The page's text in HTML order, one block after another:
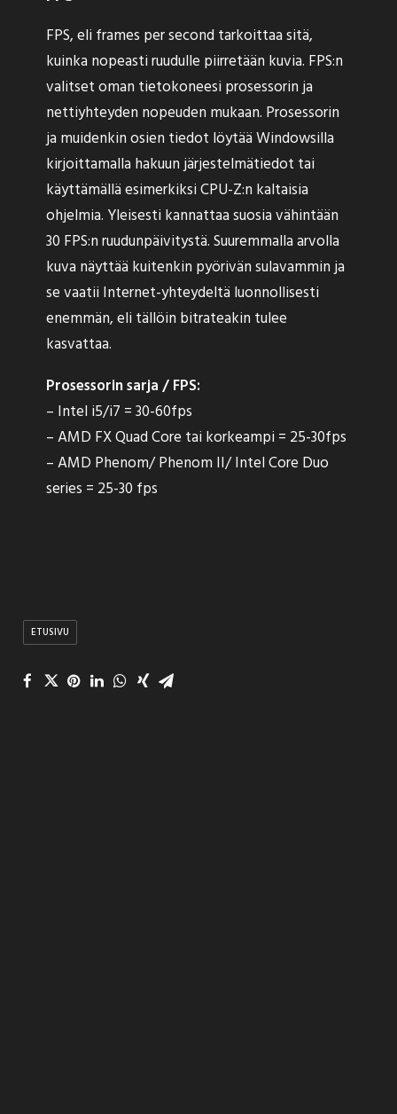
FPS, eli frames per second tarkoittaa sitä,
kuinka nopeasti ruudulle piirretään kuvia. FPS:n
valitset oman tietokoneesi prosessorin ja
nettiyhteyden nopeuden mukaan. Prosessorin
ja muidenkin osien tiedot löytää Windowsilla
kirjoittamalla hakuun järjestelmätiedot tai
käyttämällä esimerkiksi CPU-Z:n kaltaisia
ohjelmia. Yleisesti kannattaa suosia vähintään
30 FPS:n ruudunpäivitystä. Suuremmalla arvolla
kuva näyttää kuitenkin pyörivän sulavammin ja
se vaatii Internet-yhteydeltä luonnollisesti
enemmän, eli tällöin bitrateakin tulee
kasvattaa.
Prosessorin sarja / FPS:
– Intel i5/i7 = 30-60fps
– AMD FX Quad Core tai korkeampi = 25-30fps
– AMD Phenom/ Phenom II/ Intel Core Duo
series = 25-30 fps
ETUSIVU